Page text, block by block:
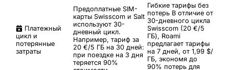
Платежный
цикл и
потерянные
затраты
Предоплатные SIM-
карты Swisscom и Salt
используют 30-
дневный цикл.
Например, тариф за
20 €/5 ГБ на 30 дней:
при поездке на 3 дня
теряется 90%
Гибкие тарифы без
потерь В отличие от
30-дневного цикла
Swisscom (20 €/5
ГБ), Roami
предлагает тарифы
на 7 дней, от 1,99 $/
ГБ, экономя до
90% потерь для